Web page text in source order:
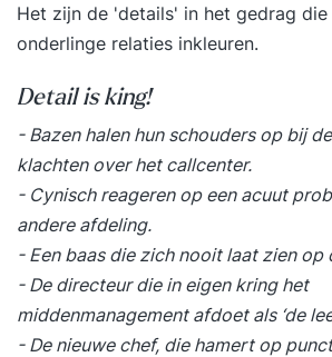
Het zijn de 'details' in het gedrag
onderlinge relaties inkleuren.
Detail is king!
- Bazen halen hun schouders op bij
klachten over het callcenter.
- Cynisch reageren op een acuut
andere afdeling.
- Een baas die zich nooit laat zien op
- De directeur die in eigen kring het
middenmanagement afdoet als ‘de
- De nieuwe chef, die hamert op